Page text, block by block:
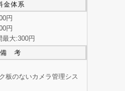
金体系
円
円
大:300円
備 考
板のないカメラ管理シス